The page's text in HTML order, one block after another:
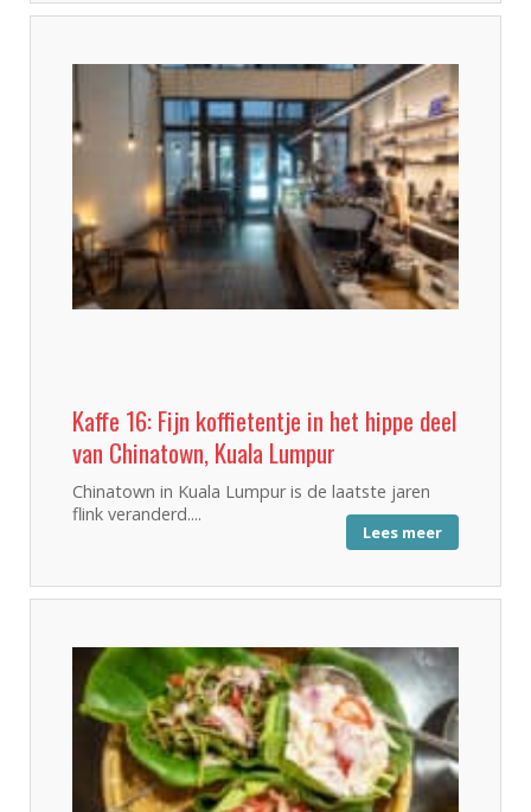
Kaffe 16: Fijn koffietentje in het hippe deel
van Chinatown, Kuala Lumpur
Chinatown in Kuala Lumpur is de laatste jaren
flink veranderd....
Lees meer